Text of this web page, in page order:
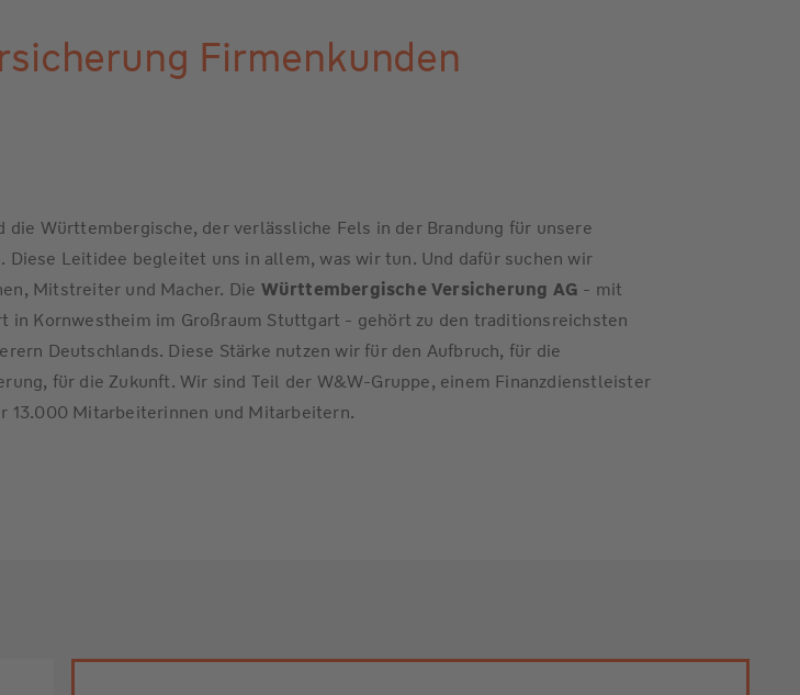
Firmenkunden
die Württembergische, der verlässliche Fels in der Brandung für unsere
Diese Leitidee begleitet uns in allem, was wir tun. Und dafür suchen wir
Mitstreiter und Macher. Die Württembergische Versicherung AG - mit
in Kornwestheim im Großraum Stuttgart - gehört zu den traditionsreichsten
Deutschlands. Diese Stärke nutzen wir für den Aufbruch, für die
für die Zukunft. Wir sind Teil der W&W-Gruppe, einem Finanzdienstleister
13.000 Mitarbeiterinnen und Mitarbeitern.